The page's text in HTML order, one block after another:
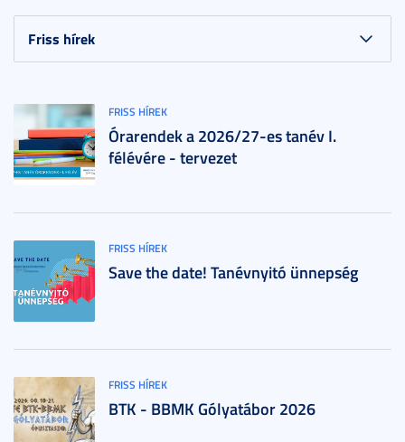
FRISS HÍREK
Órarendek a 2026/27-es tanév I.
félévére - tervezet
FRISS HÍREK
Save the date! Tanévnyitó ünnepség
FRISS HÍREK
BTK - BBMK Gólyatábor 2026